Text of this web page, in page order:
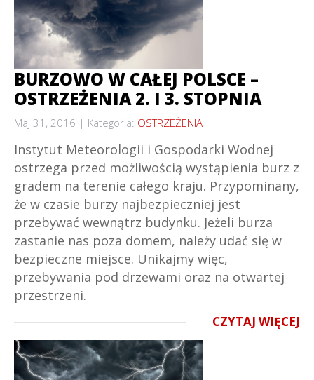
BURZOWO W CAŁEJ POLSCE –
OSTRZEŻENIA 2. I 3. STOPNIA
Maj 31, 2016 Kategoria: OSTRZEŻENIA
Instytut Meteorologii i Gospodarki Wodnej
ostrzega przed możliwością wystąpienia burz z
gradem na terenie całego kraju. Przypominany,
że w czasie burzy najbezpieczniej jest
przebywać wewnątrz budynku. Jeżeli burza
zastanie nas poza domem, należy udać się w
bezpieczne miejsce. Unikajmy więc,
przebywania pod drzewami oraz na otwartej
przestrzeni.
CZYTAJ WIĘCEJ